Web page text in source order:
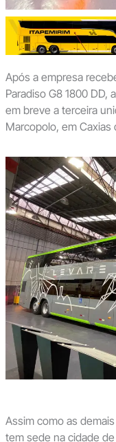
Após a empresa
Paradiso G8 1800
em breve a terceira
Marcopolo, em Caxias
Assim como as
tem sede na cidade